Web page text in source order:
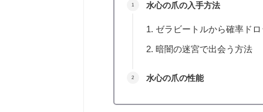
水心の爪の入手方法
ゼラビートルから確率ドロ
暗闇の迷宮で出会う方法
水心の爪の性能